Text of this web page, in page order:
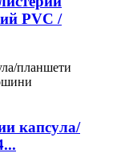
PVC /
капсула/